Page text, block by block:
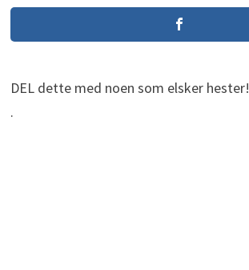
DEL dette med noen som elsker hester!
.